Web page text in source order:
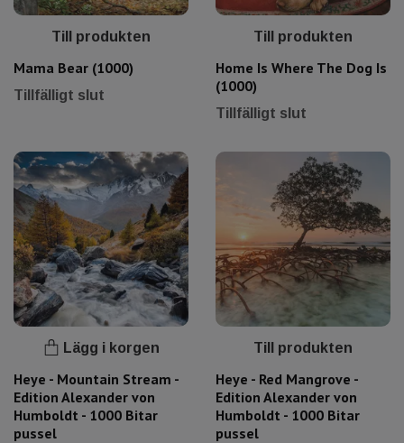
Till produkten
Mama Bear (1000)
Tillfälligt slut
Till produkten
Home Is Where The Dog Is
(1000)
Tillfälligt slut
Lägg i korgen
Heye - Mountain Stream -
Edition Alexander von
Humboldt - 1000 Bitar
pussel
Till produkten
Heye - Red Mangrove -
Edition Alexander von
Humboldt - 1000 Bitar
pussel